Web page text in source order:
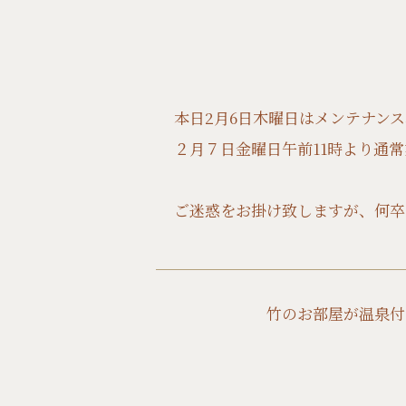
本日2月6日木曜日はメンテナン
２月７日金曜日午前11時より通
ご迷惑をお掛け致しますが、何
竹のお部屋が温泉